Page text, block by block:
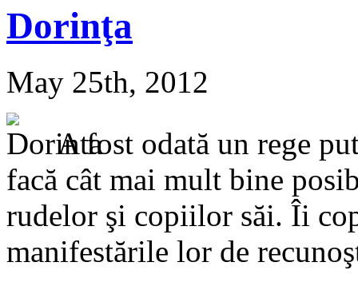
Dorinţa
May 25th, 2012
A fost odată un rege
facă cât mai mult bine
rudelor şi copiilor săi. Îi
manifestările lor de